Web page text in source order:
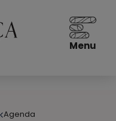
Menu
Agenda